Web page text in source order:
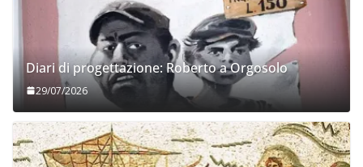
Diari di progettazione: Roberto a Orgosolo
29/07/2026